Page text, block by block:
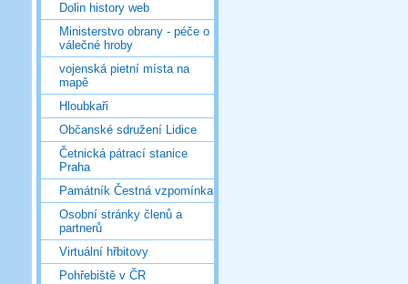
Dolin history web
Ministerstvo obrany - péče o
válečné hroby
vojenská pietní místa na
mapě
Hloubkaři
Občanské sdružení Lidice
Četnická pátrací stanice
Praha
Památník Čestná vzpomínka
Osobní stránky členů a
partnerů
Virtuální hřbitovy
Pohřebiště v ČR